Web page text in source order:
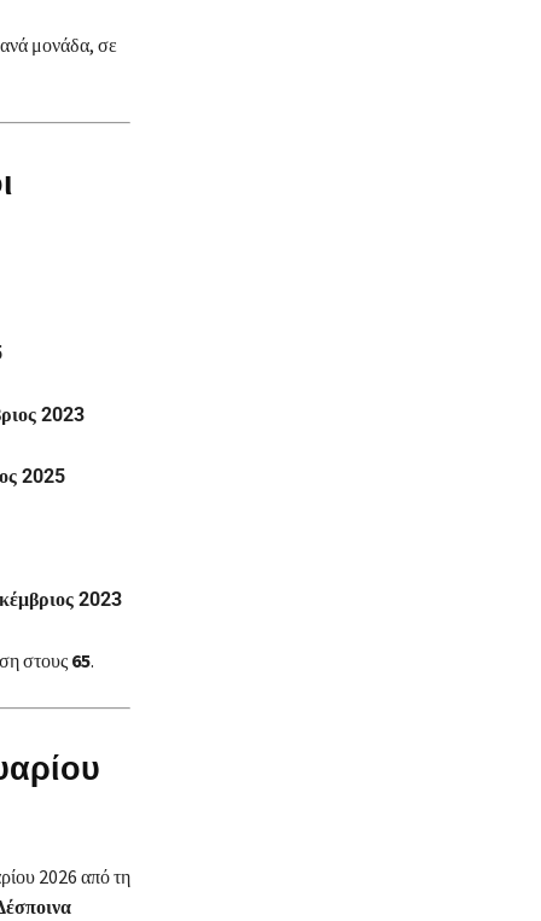
μονάδα, σε
2023
2025
2023
στους 65.
2026 από τη